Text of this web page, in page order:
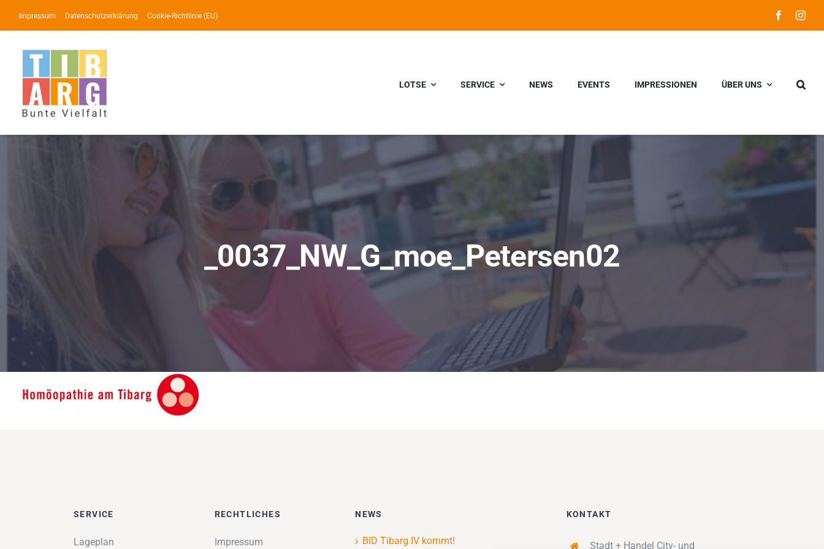
Inhalt
springen
Impressum Datenschutzerklärung Cookie-Richtlinie (EU)
LOTSE SERVICE NEWS EVENTS IMPRESSIONEN ÜBER UNS
_0037_NW_G_moe_Petersen02
SERVICE
Lageplan
RECHTLICHES
Impressum
NEWS
BID Tibarg IV kommt!
KONTAKT
Stadt + Handel City- und